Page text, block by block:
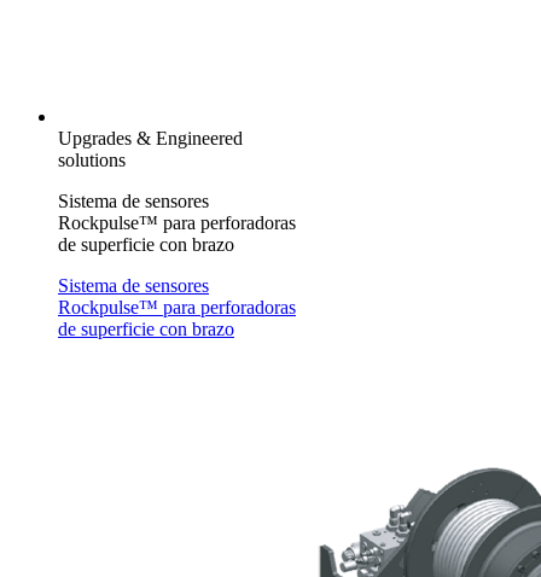
Upgrades & Engineered
solutions
Sistema de sensores
Rockpulse™ para perforadoras
de superficie con brazo
Sistema de sensores
Rockpulse™ para perforadoras
de superficie con brazo